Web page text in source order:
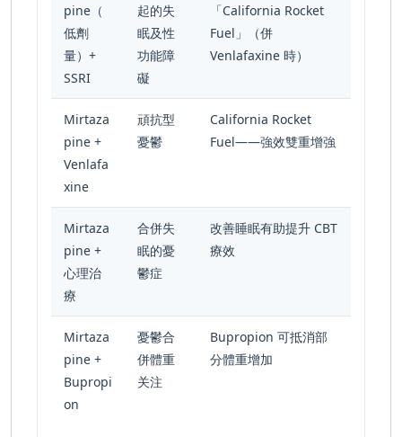
pine（
低劑
量）+
SSRI
起的失
眠及性
功能障
礙
「California Rocket
Fuel」（併
Venlafaxine 時）
Mirtaza
pine +
Venlafa
xine
頑抗型
憂鬱
California Rocket
Fuel——強效雙重增強
Mirtaza
pine +
心理治
療
合併失
眠的憂
鬱症
改善睡眠有助提升 CBT
療效
Mirtaza
pine +
Bupropi
on
憂鬱合
併體重
关注
Bupropion 可抵消部
分體重增加